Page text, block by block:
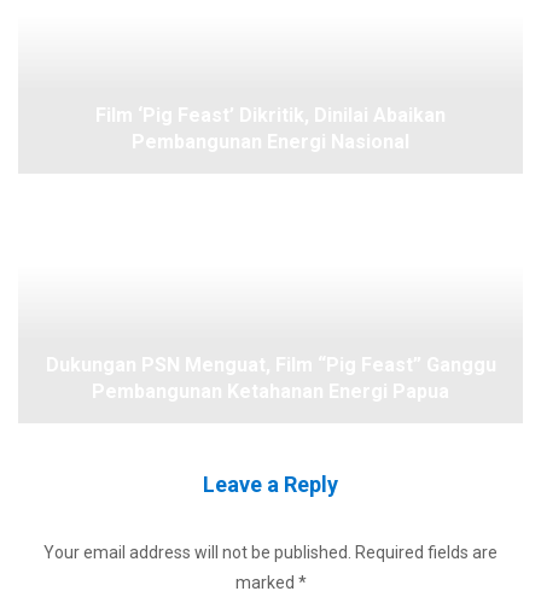
Leave a Reply
Your email address will not be published.
Required fields are
marked *